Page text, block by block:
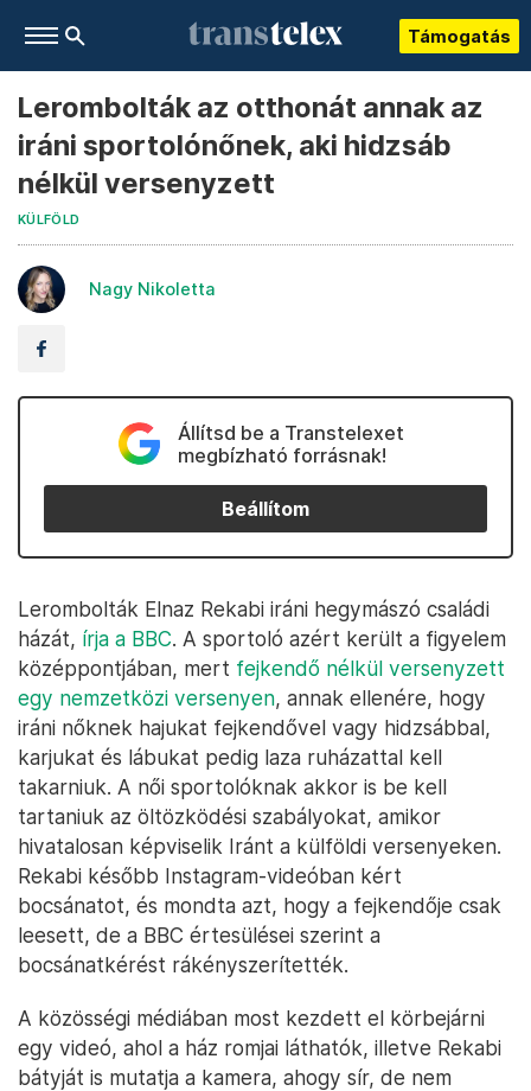
Támogatás
Lerombolták az otthonát annak az
iráni sportolónőnek, aki hidzsáb
nélkül versenyzett
KÜLFÖLD
Nagy Nikoletta
Állítsd be a Transtelexet
megbízható forrásnak!
Beállítom
Lerombolták Elnaz Rekabi iráni hegymászó családi
házát, írja a BBC. A sportoló azért került a figyelem
középpontjában, mert fejkendő nélkül versenyzett
egy nemzetközi versenyen, annak ellenére, hogy
iráni nőknek hajukat fejkendővel vagy hidzsábbal,
karjukat és lábukat pedig laza ruházattal kell
takarniuk. A női sportolóknak akkor is be kell
tartaniuk az öltözködési szabályokat, amikor
hivatalosan képviselik Iránt a külföldi versenyeken.
Rekabi később Instagram-videóban kért
bocsánatot, és mondta azt, hogy a fejkendője csak
leesett, de a BBC értesülései szerint a
bocsánatkérést rákényszerítették.
A közösségi médiában most kezdett el körbejárni
egy videó, ahol a ház romjai láthatók, illetve Rekabi
bátyját is mutatja a kamera, ahogy sír, de nem